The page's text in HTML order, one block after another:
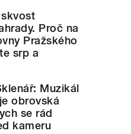
skvost
Proč na
Pražského
srp a
Muzikál
obrovská
se rád
kameru